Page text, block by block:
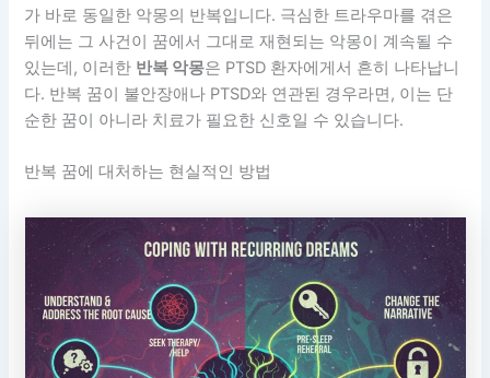
가 바로 동일한 악몽의 반복입니다. 극심한 트라우마를 겪은
뒤에는 그 사건이 꿈에서 그대로 재현되는 악몽이 계속될 수
있는데, 이러한 반복 악몽은 PTSD 환자에게서 흔히 나타납니
다. 반복 꿈이 불안장애나 PTSD와 연관된 경우라면, 이는 단
순한 꿈이 아니라 치료가 필요한 신호일 수 있습니다.
반복 꿈에 대처하는 현실적인 방법